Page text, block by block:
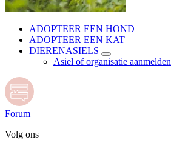
ADOPTEER EEN HOND
ADOPTEER EEN KAT
DIERENASIELS
Asiel of organisatie aanmelden
Forum
Volg ons